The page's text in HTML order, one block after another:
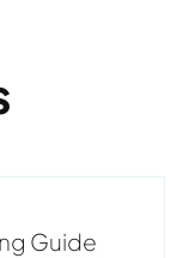
Guide